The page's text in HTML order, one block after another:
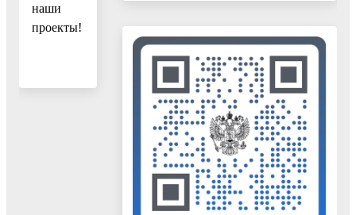
наши
проекты!